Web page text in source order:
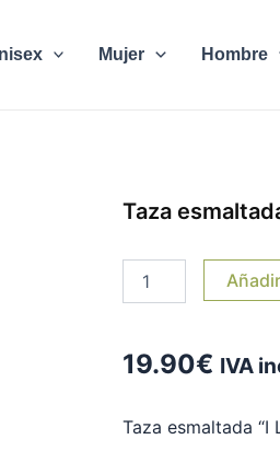
Mujer Hombre
Taza
esmaltada
Camper"
cantidad
19.90€ IVA
Taza esmaltada “I